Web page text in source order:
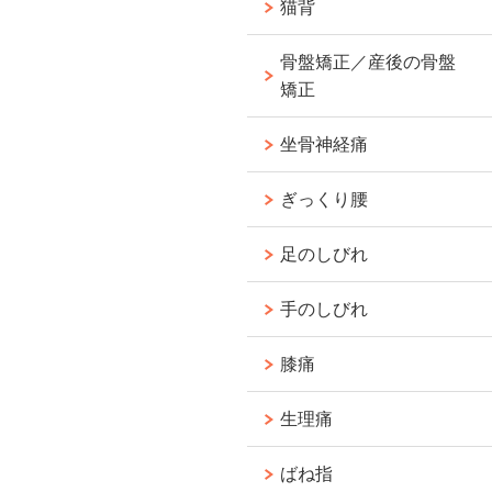
猫背
骨盤矯正／産後の骨盤
矯正
坐骨神経痛
ぎっくり腰
足のしびれ
手のしびれ
膝痛
生理痛
ばね指